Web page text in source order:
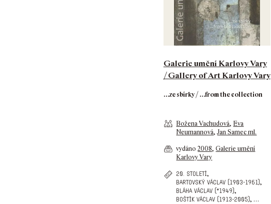
Galerie umění Karlovy Vary
/ Gallery of Art Karlovy Vary
…ze sbírky / …from the collection
Božena Vachudová, Eva
Neumannová,Jan Samec ml.
vydáno2008,Galerie umění
Karlovy Vary
20. století,
bartovský václav (1903-1961),
bláha václav (*1949),
boštík václav (1913-2005), …